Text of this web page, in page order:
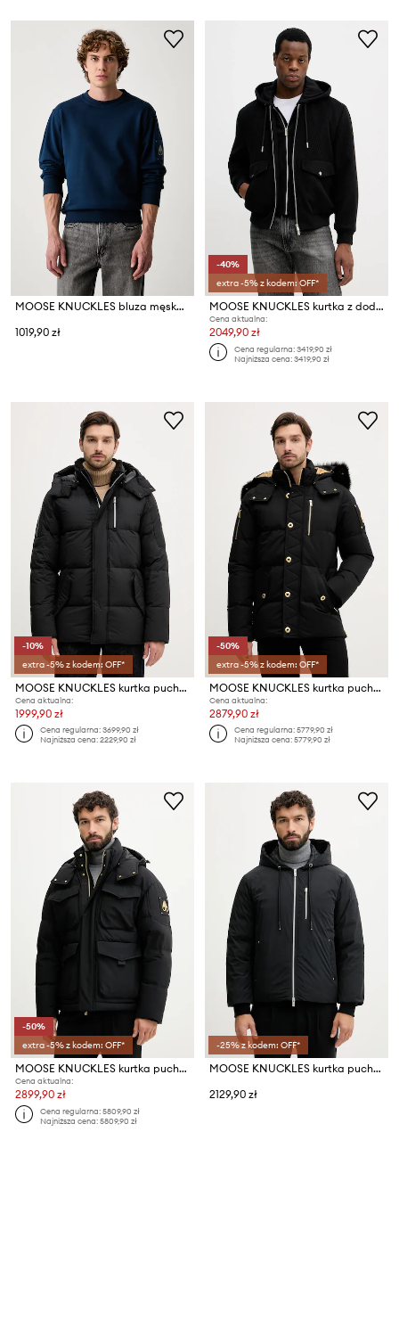
MOOSE KNUCKLES bluza męska bawełniana
1019,90 zł
-40%
extra -5% z kodem: OFF*
MOOSE KNUCKLES kurtka z dodatkiem wełny ELINGTON
Cena aktualna:
2049,90 zł
Cena regularna:3419,90 zł
Najniższa cena:3419,90 zł
-10%
extra -5% z kodem: OFF*
MOOSE KNUCKLES kurtka puchowa EVEREST
Cena aktualna:
1999,90 zł
Cena regularna:3699,90 zł
Najniższa cena:2229,90 zł
-50%
extra -5% z kodem: OFF*
MOOSE KNUCKLES kurtka puchowa Gold 3Q
Cena aktualna:
2879,90 zł
Cena regularna:5779,90 zł
Najniższa cena:5779,90 zł
-50%
extra -5% z kodem: OFF*
MOOSE KNUCKLES kurtka puchowa DUFROST
Cena aktualna:
2899,90 zł
Cena regularna:5809,90 zł
Najniższa cena:5809,90 zł
-25% z kodem: OFF*
MOOSE KNUCKLES kurtka puchowa męska NORTHDALE
2129,90 zł